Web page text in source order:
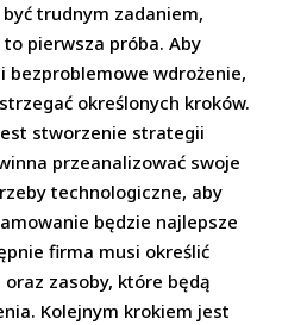
trudnym zadaniem,
pierwsza próba. Aby
bezproblemowe wdrożenie,
określonych kroków.
stworzenie strategii
przeanalizować swoje
technologiczne, aby
będzie najlepsze
firma musi określić
zasoby, które będą
Kolejnym krokiem jest